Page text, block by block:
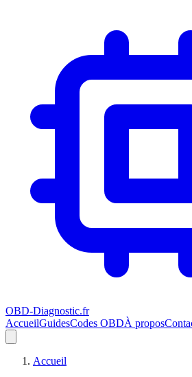
OBD-Diagnostic.fr
AccueilGuidesCodes OBDÀ propos
Accueil